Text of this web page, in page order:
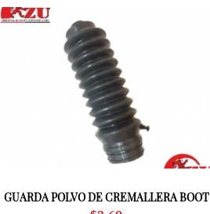
GUARDA POLVO DE CREMALLERA BOOT